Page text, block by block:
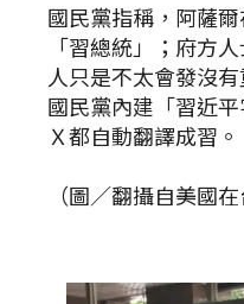
國民黨指稱，阿薩
「習總統」；府方
人只是不太會發沒
國民黨內建「習近
Ｘ都自動翻譯成習。
（圖／翻攝自美國在